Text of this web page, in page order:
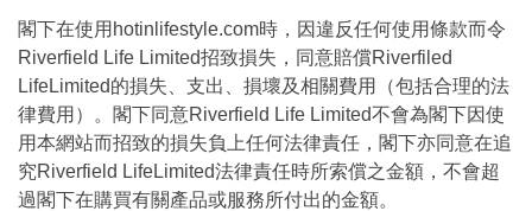
閣下在使用hotinlifestyle.com時，因違反任何使用條款而令
Riverfield Life Limited招致損失，同意賠償Riverfiled
LifeLimited的損失、支出、損壞及相關費用（包括合理的法
律費用）。閣下同意Riverfield Life Limited不會為閣下因使
用本網站而招致的損失負上任何法律責任，閣下亦同意在追
究Riverfield LifeLimited法律責任時所索償之金額，不會超
過閣下在購買有關產品或服務所付出的金額。